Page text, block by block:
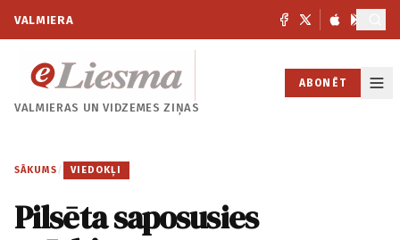
VALMIERA
VALMIERAS UNVIDZEMES ZIŅAS
ABONĒT
SĀKUMS / VIEDOKĻI
Pilsēta saposusies